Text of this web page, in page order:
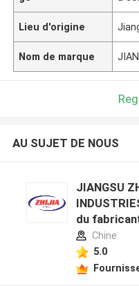
Lieu d'origine
Nom de marque
AU SUJET DE NOUS
JIANGSU
du
Chine
5.0